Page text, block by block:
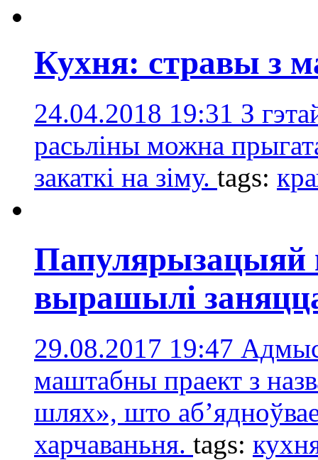
Кухня: стравы з
24.04.2018 19:31 З
расьліны можна
закаткі на зіму. tags:
Папулярызацыяй
вырашылі
29.08.2017 19:47
маштабны праект з
шлях», што
харчаваньня. tags: